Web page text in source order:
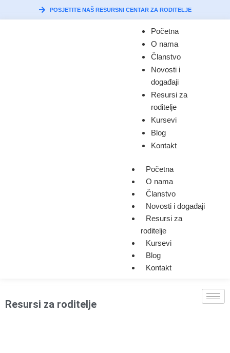
POSJETITE NAŠ RESURSNI CENTAR ZA RODITELJE
Početna
O nama
Članstvo
Novosti i
događaji
Resursi za
roditelje
Kursevi
Blog
Kontakt
Početna
O nama
Članstvo
Novosti i događaji
Resursi za
roditelje
Kursevi
Blog
Kontakt
Resursi za roditelje